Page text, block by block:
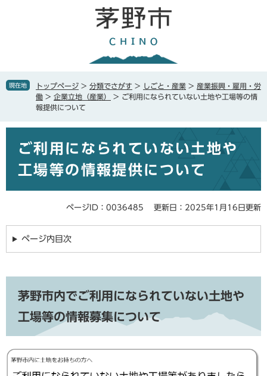
で
ば現在地 トップページ > 分類でさがす > しごと・産業 > 産業振興・雇用・労
働 > 企業立地（産業） > ご利用になられていない土地や工場等の情
報提供について
ご利用になられていない土地や
工場等の情報提供について
ページID：0036485 更新日：2025年1月16日更新
ページ内目次
茅野市内でご利用になられていない土地や
工場等の情報募集について